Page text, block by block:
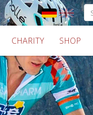
CHARITY SHOP